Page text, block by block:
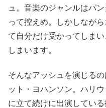
ュ。音楽のジャンルはパ
って控えめ。しかしなが
て自分だけ受かってしま
しまいます。
そんなアッシュを演じる
ット・ヨハンソン。ハリ
に立て続けに出演してい